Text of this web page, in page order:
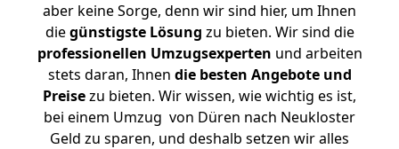
aber keine Sorge, denn wir sind hier, um Ihnen
diegünstigste Lösung zu bieten. Wir sind die
professionellen Umzugsexperten und arbeiten
stets daran, Ihnen die besten Angebote und
Preisezu bieten. Wir wissen, wie wichtig es ist,
bei einem Umzug von Düren nach Neukloster
Geld zu sparen, und deshalb setzen wir alles